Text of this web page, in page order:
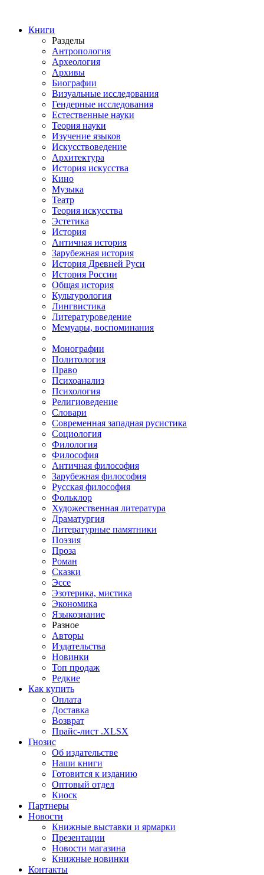
Книги
Разделы
Антропология
Археология
Архивы
Биографии
Визуальные исследования
Гендерные исследования
Естественные науки
Теория науки
Изучение языков
Искусствоведение
Архитектура
История искусства
Кино
Музыка
Театр
Теория искусства
Эстетика
История
Античная история
Зарубежная история
История Древней Руси
История России
Общая история
Культурология
Лингвистика
Литературоведение
Мемуары, воспоминания
Монографии
Политология
Право
Психоанализ
Психология
Религиоведение
Словари
Современная западная русистика
Социология
Филология
Философия
Античная философия
Зарубежная философия
Русская философия
Фольклор
Художественная литература
Драматургия
Литературные памятники
Поэзия
Проза
Роман
Сказки
Эссе
Эзотерика, мистика
Экономика
Языкознание
Разное
Авторы
Издательства
Новинки
Топ продаж
Редкие
Как купить
Оплата
Доставка
Возврат
Прайс-лист .XLSX
Гнозис
Об издательстве
Наши книги
Готовится к изданию
Оптовый отдел
Киоск
Партнеры
Новости
Книжные выставки и ярмарки
Презентации
Новости магазина
Книжные новинки
Контакты